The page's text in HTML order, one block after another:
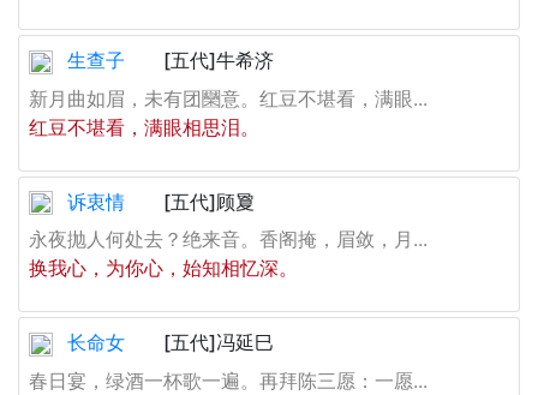
生查子
[五代]牛希济
新月曲如眉，未有团圞意。红豆不堪看，满眼...
红豆不堪看，满眼相思泪。
诉衷情
[五代]顾夐
永夜抛人何处去？绝来音。香阁掩，眉敛，月...
换我心，为你心，始知相忆深。
长命女
[五代]冯延巳
春日宴，绿酒一杯歌一遍。再拜陈三愿：一愿...